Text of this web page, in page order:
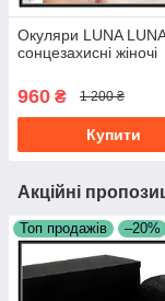
Окуляри LUNA LUNA
сонцезахисні жіночі
960 ₴ 1 200 ₴
Купити
Акційні
Топ продажів –20%